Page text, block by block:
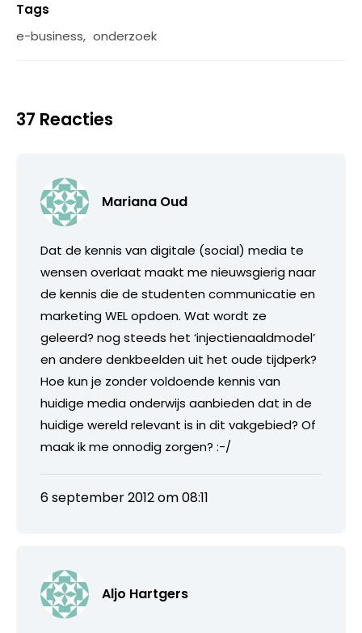
Tags
e-business, onderzoek
37 Reacties
Mariana Oud
Dat de kennis van digitale (social) media te
wensen overlaat maakt me nieuwsgierig naar
de kennis die de studenten communicatie en
marketing WEL opdoen. Wat wordt ze
geleerd? nog steeds het ‘injectienaaldmodel’
en andere denkbeelden uit het oude tijdperk?
Hoe kun je zonder voldoende kennis van
huidige media onderwijs aanbieden dat in de
huidige wereld relevant is in dit vakgebied? Of
maak ik me onnodig zorgen? :-/
6 september 2012 om 08:11
Aljo Hartgers